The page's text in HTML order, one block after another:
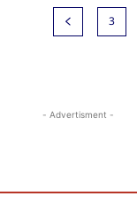
3
- Advertisment -